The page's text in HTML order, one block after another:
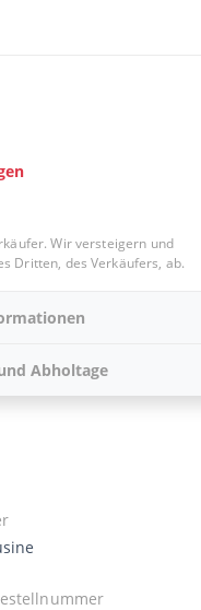
Wir versteigern und
Dritten, des Verkäufers, ab.
Abholtage